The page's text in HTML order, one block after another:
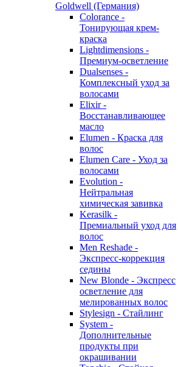
Goldwell (Германия)
Colorance -
Тонирующая крем-
краска
Lightdimensions -
Премиум-осветление
Dualsenses -
Комплексный уход за
волосами
Elixir -
Восстанавливающее
масло
Elumen - Краска для
волос
Elumen Care - Уход за
волосами
Evolution -
Нейтральная
химическая завивка
Kerasilk -
Премиальный уход для
волос
Men Reshade -
Экспресс-коррекция
седины
New Blonde - Экспресс
осветление для
мелированных волос
Stylesign - Стайлинг
System -
Дополнительные
продукты при
окрашивании